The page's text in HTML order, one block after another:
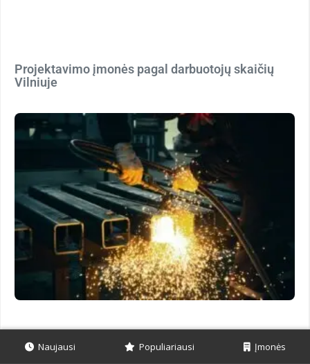
Projektavimo įmonės pagal darbuotojų skaičių
Vilniuje
Naujausi Populiariausi Įmonės